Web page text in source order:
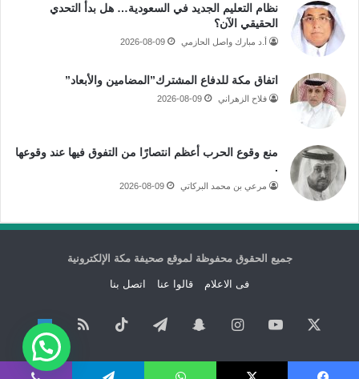
نظام التعليم الجديد في السعودية… هل بدأ التحدي
الحقيقي الآن؟
أ.د مبارك واصل الحازمي 2026-08-09
اتفاق مكة للدفاع المشترك”المضامين والأبعاد”
فلاح الزهراني 2026-08-09
منع وقوع الحرب أعظم انتصارًا من التفوق فيها عند وقوعها
.
مرعي بن محمد البركاتي 2026-08-09
جميع الحقوق محفوظة لموقع صحيفة مكة الإلكترونية
فى الاعلام قالوا عنا اتصل بنا
‫YouTubeانستقرامسناب
تشات
تيلقرام ‫TikTok ملخص
الموقع